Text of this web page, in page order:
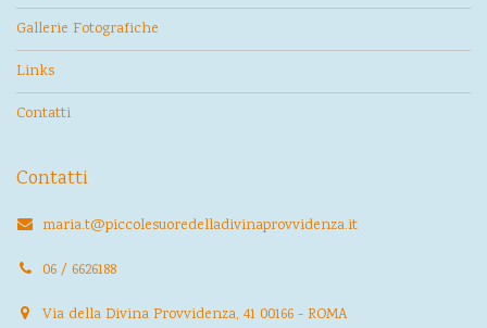
Gallerie Fotografiche
Links
Contatti
Contatti
maria.t@piccolesuoredelladivinaprovvidenza.it
06 / 6626188
Via della Divina Provvidenza, 41 00166 - ROMA